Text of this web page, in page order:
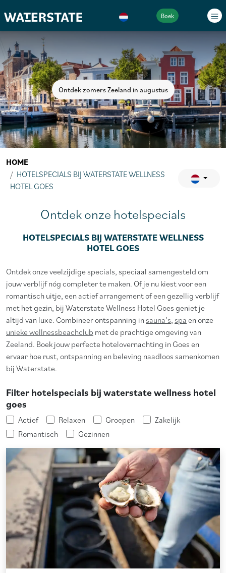
Boek
Ontdek zomers Zeeland in augustus
HOME
HOTELSPECIALS BIJ WATERSTATE WELLNESS
HOTEL GOES
Ontdek onze hotelspecials
HOTELSPECIALS BIJ WATERSTATE WELLNESS
HOTEL GOES
Ontdek onze veelzijdige specials, speciaal samengesteld om
jouw verblijf nóg completer te maken. Of je nu kiest voor een
romantisch uitje, een actief arrangement of een gezellig verblijf
met het gezin, bij Waterstate Wellness Hotel Goes geniet je
altijd van luxe. Combineer ontspanning in sauna’s, spa en onze
unieke wellnessbeachclub met de prachtige omgeving van
Zeeland. Boek jouw perfecte hotelovernachting in Goes en
ervaar hoe rust, ontspanning en beleving naadloos samenkomen
bij Waterstate.
Filter hotelspecials bij waterstate wellness hotel
goes
Actief Relaxen Groepen
Zakelijk
Romantisch
Gezinnen